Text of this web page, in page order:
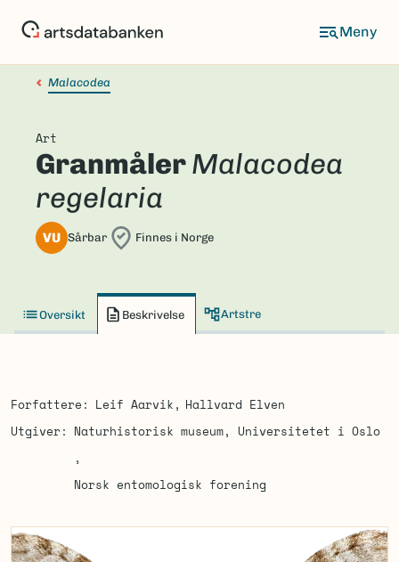
Malacodea
Art
GranmålerMalacodea
regelaria
VU Sårbar Finnes i Norge
Oversikt Beskrivelse Artstre
Forfattere Leif Aarvik
Hallvard Elven
Utgiver
Naturhistorisk museum, Universitetet i Oslo
Norsk entomologisk forening